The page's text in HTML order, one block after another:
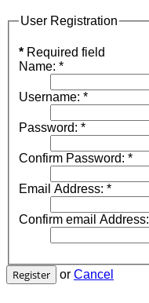
User Registration
* Required field
Name: *
Username: *
Password: *
Confirm Password: *
Email Address: *
Confirm email Address:
Register or Cancel